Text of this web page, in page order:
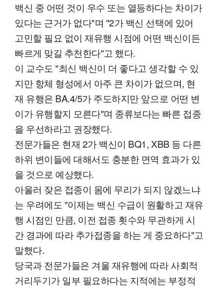
백신 중 어떤 것이 우수 또는 열등하다는 차이가
있다는 근거가 없다"며 "2가 백신 선택에 있어
고민할 필요 없이 재유행 시점에 어떤 백신이든
빠르게 맞길 추천한다"고 했다.
이 교수도 "최신 백신이 더 좋다고 생각할 수 있
지만 항체 형성에서 아주 큰 차이가 없으며, 현
재 유행은 BA.4/5가 주도하지만 앞으로 어떤 변
이가 유행할지 모른다"며 종류보다는 빠른 접종
을 우선하라고 권장했다.
전문가들은 현재 2가 백신이 BQ1, XBB 등 다른
하위 변이들에 대해서도 충분한 면역 효과가 있
을 것으로 예상했다.
아울러 잦은 접종이 몸에 무리가 되지 않겠느냐
는 우려에도 "이제는 백신 수급이 원활하고 재유
행 시점인 만큼, 이전 접종 횟수와 무관하게 시
간 경과에 따라 추가접종을 하는 게 중요하다"고
말했다.
당국과 전문가들은 겨울 재유행에 따라 사회적
거리두기가 일부 필요하다는 지적에는 부정적